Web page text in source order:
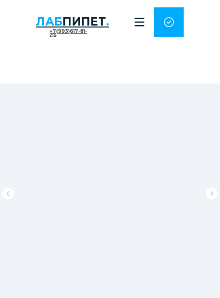
ЛАБПИПЕТ.
+7(993)617-81-
69